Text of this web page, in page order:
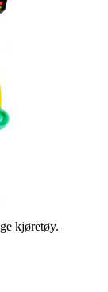
kjøretøy.